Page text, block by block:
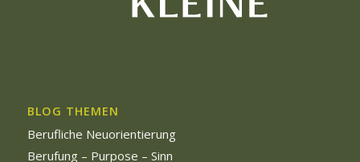
BLOG THEMEN
Berufliche Neuorientierung
Berufung – Purpose – Sinn